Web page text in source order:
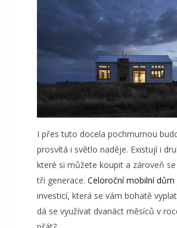
I přes tuto docela pochmurnou
prosvítá i světlo naděje. Existují i
které si můžete koupit a zároveň
tři generace. Celoroční mobilní dům
investicí, která se vám bohatě
dá se využívat dvanáct měsíců v